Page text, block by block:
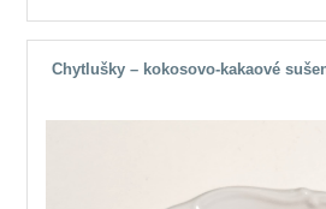
Chytlušky – kokosovo-kakaové